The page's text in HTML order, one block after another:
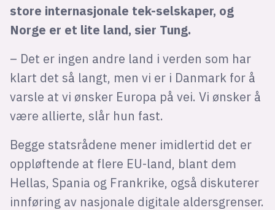
store internasjonale tek-selskaper, og
Norge er et lite land, sier Tung.
– Det er ingen andre land i verden som har
klart det så langt, men vi er i Danmark for å
varsle at vi ønsker Europa på vei. Vi ønsker å
være allierte, slår hun fast.
Begge statsrådene mener imidlertid det er
oppløftende at flere EU-land, blant dem
Hellas, Spania og Frankrike, også diskuterer
innføring av nasjonale digitale aldersgrenser.